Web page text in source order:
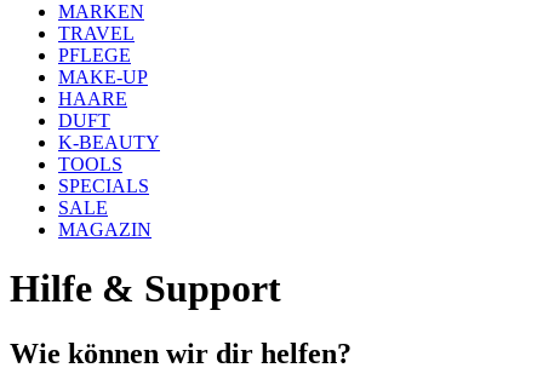
MARKEN
TRAVEL
PFLEGE
MAKE-UP
HAARE
DUFT
K-BEAUTY
TOOLS
SPECIALS
SALE
MAGAZIN
Hilfe & Support
Wie können wir dir helfen?